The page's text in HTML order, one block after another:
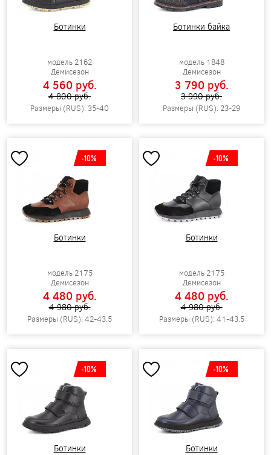
Ботинки
модель 2162
Демисезон
4 560 pуб.
4 800 pуб.
Размеры (RUS): 35-40
Ботинки байка
модель 1848
Демисезон
3 790 pуб.
3 990 pуб.
Размеры (RUS): 23-29
-10%
Ботинки
модель 2175
Демисезон
4 480 pуб.
4 980 pуб.
Размеры (RUS): 42-43.5
-10%
Ботинки
модель 2175
Демисезон
4 480 pуб.
4 980 pуб.
Размеры (RUS): 41-43.5
-10%
Ботинки
-10%
Ботинки